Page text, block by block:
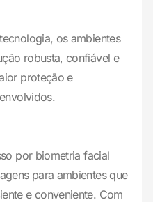
os ambientes
robusta, confiável e
proteção e
por biometria facial
para ambientes que
e conveniente. Com